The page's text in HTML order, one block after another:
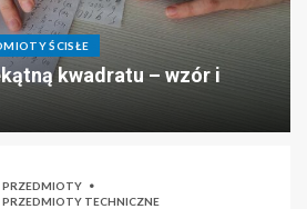
ŚCISŁE
kwadratu – wzór i
PRZEDMIOTY
PRZEDMIOTY TECHNICZNE